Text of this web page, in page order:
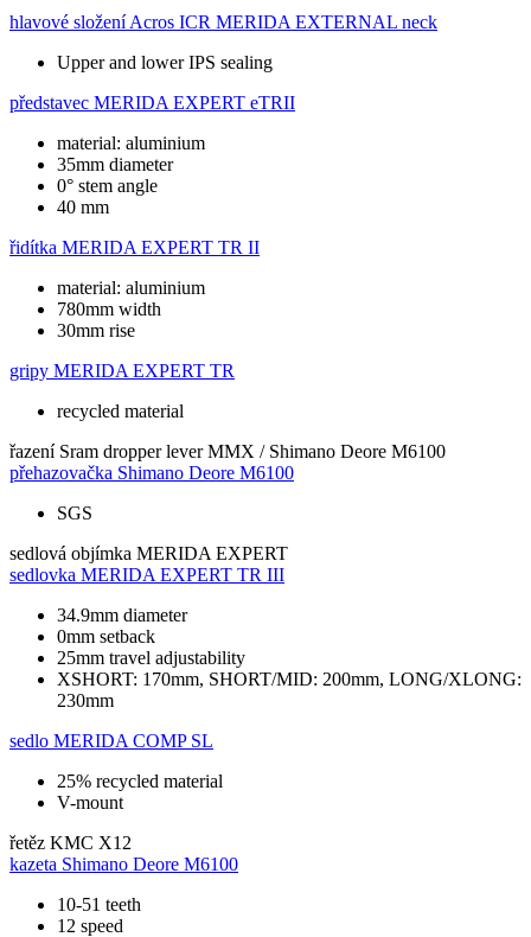
hlavové složení Acros ICR MERIDA EXTERNAL neck
Upper and lower IPS sealing
představec MERIDA EXPERT eTRII
material: aluminium
35mm diameter
0° stem angle
40 mm
řidítka MERIDA EXPERT TR II
material: aluminium
780mm width
30mm rise
gripy MERIDA EXPERT TR
recycled material
řazení Sram dropper lever MMX / Shimano Deore M6100
přehazovačka Shimano Deore M6100
SGS
sedlová objímka MERIDA EXPERT
sedlovka MERIDA EXPERT TR III
34.9mm diameter
0mm setback
25mm travel adjustability
XSHORT: 170mm, SHORT/MID: 200mm, LONG/XLONG:
230mm
sedlo MERIDA COMP SL
25% recycled material
V-mount
řetěz KMC X12
kazeta Shimano Deore M6100
10-51 teeth
12 speed